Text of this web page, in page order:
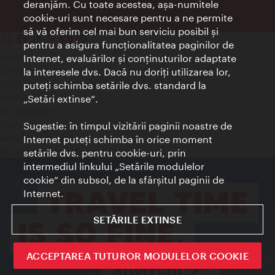
Contact
Credits
Declaraţie privind protecţia datelor
Terms of Use
Contact presa
Setări module cookie
© Copyright Wien Tourismus
deranjăm. Cu toate acestea, aşa-numitele
cookie-uri sunt necesare pentru a ne permite
să vă oferim cel mai bun serviciu posibil şi
pentru a asigura funcţionalitatea paginilor de
Internet, evaluărilor şi conţinuturilor adaptate
la interesele dvs. Dacă nu doriţi utilizarea lor,
puteţi schimba setările dvs. standard la
„Setări extinse“.
Sugestie: în timpul vizitării paginii noastre de
Internet puteţi schimba în orice moment
setările dvs. pentru cookie-uri, prin
intermediul linkului „Setările modulelor
cookie“ din subsol, de la sfârşitul paginii de
Internet.
SETĂRILE EXTINSE
ACCEPTAREA TUTUROR MODULELOR COOKIE